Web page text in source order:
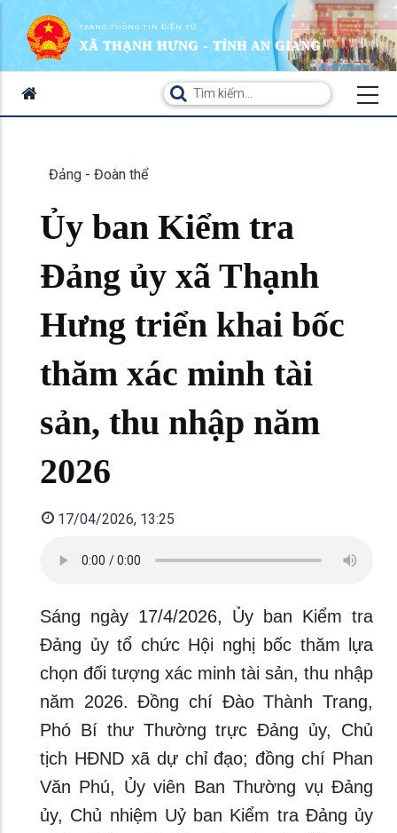
TRANG THÔNG TIN ĐIỆN TỬ
XÃ THẠNH HƯNG - TỈNH AN GIANG
Đảng - Đoàn thể
Ủy ban Kiểm tra
Đảng ủy xã Thạnh
Hưng triển khai bốc
thăm xác minh tài
sản, thu nhập năm
2026
17/04/2026, 13:25
Sáng ngày 17/4/2026, Ủy ban Kiểm tra
Đảng ủy tổ chức Hội nghị bốc thăm lựa
chọn đối tượng xác minh tài sản, thu nhập
năm 2026. Đồng chí Đào Thành Trang,
Phó Bí thư Thường trực Đảng ủy, Chủ
tịch HĐND xã dự chỉ đạo; đồng chí Phan
Văn Phú, Ủy viên Ban Thường vụ Đảng
ủy, Chủ nhiệm Uỷ ban Kiểm tra Đảng ủy